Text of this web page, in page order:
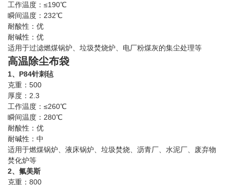
工作温度：≤190℃
瞬间温度：232℃
耐酸性：优
耐碱性：优
适用于过滤燃煤锅炉、垃圾焚烧炉、电厂粉煤灰的集尘处理等
高温除尘布袋
1、P84针刺毡
克重：500
厚度：2.3
工作温度：≤260℃
瞬间温度：280℃
耐酸性：优
耐碱性：中
适用于燃煤锅炉、液床锅炉、垃圾焚烧、沥青厂、水泥厂、废弃物
焚化炉等
2、氟美斯
克重：800